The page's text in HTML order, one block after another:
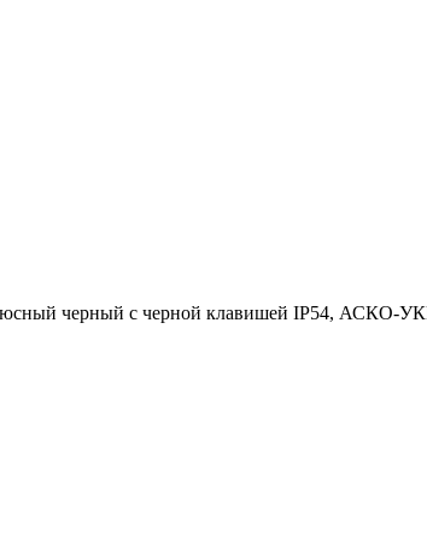
черный с черной клавишей IP54, АСКО-